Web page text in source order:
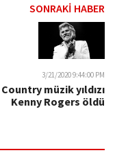
SONRAKİ HABER
3/21/2020 9:44:00 PM
Country müzik yıldızı
Kenny Rogers öldü